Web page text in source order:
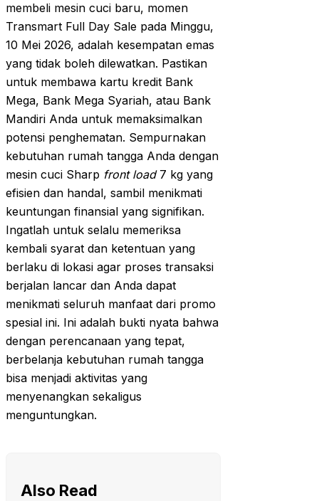
membeli mesin cuci baru, momen
Transmart Full Day Sale pada Minggu,
10 Mei 2026, adalah kesempatan emas
yang tidak boleh dilewatkan. Pastikan
untuk membawa kartu kredit Bank
Mega, Bank Mega Syariah, atau Bank
Mandiri Anda untuk memaksimalkan
potensi penghematan. Sempurnakan
kebutuhan rumah tangga Anda dengan
mesin cuci Sharp front load7 kg yang
efisien dan handal, sambil menikmati
keuntungan finansial yang signifikan.
Ingatlah untuk selalu memeriksa
kembali syarat dan ketentuan yang
berlaku di lokasi agar proses transaksi
berjalan lancar dan Anda dapat
menikmati seluruh manfaat dari promo
spesial ini. Ini adalah bukti nyata bahwa
dengan perencanaan yang tepat,
berbelanja kebutuhan rumah tangga
bisa menjadi aktivitas yang
menyenangkan sekaligus
menguntungkan.
Also Read